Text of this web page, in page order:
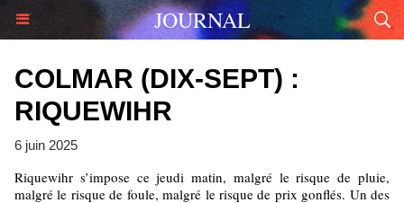
JOURNAL
COLMAR (DIX-SEPT) :
RIQUEWIHR
6 juin 2025
Riquewihr s’impose ce jeudi matin, malgré le risque de pluie,
malgré le risque de foule, malgré le risque de prix gonflés. Un des